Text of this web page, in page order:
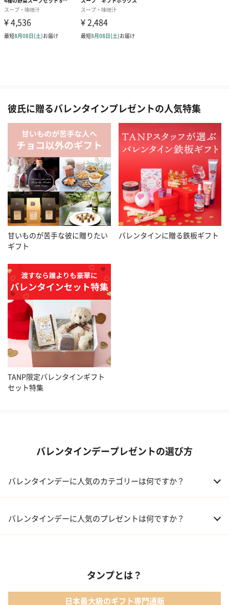
彼氏に贈るバレンタインプレゼントの人気特集
甘いものが苦手な彼に贈りたい
ギフト
バレンタインに贈る鉄板ギフト
TANP限定バレンタインギフト
セット特集
バレンタインデープレゼントの選び方
バレンタインデーに人気のカテゴリーは何ですか？
02 メイクアップ
04 ファッション小物
バレンタインデーに人気のプレゼントは何ですか？
02 【名入れギフト】フラワーティントリップ［日本限定ピンクゴ
タンプとは？
日本最大級のギフト専門通販